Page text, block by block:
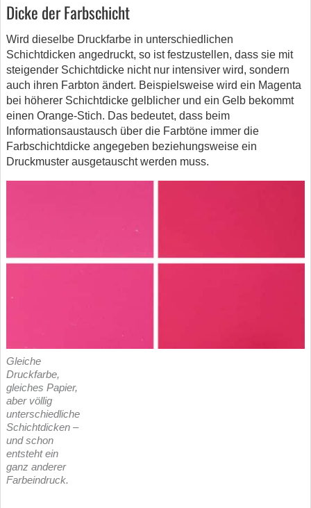
Dicke der Farbschicht
Wird dieselbe Druckfarbe in unterschiedlichen
Schichtdicken angedruckt, so ist festzustellen, dass sie mit
steigender Schichtdicke nicht nur intensiver wird, sondern
auch ihren Farbton ändert. Beispielsweise wird ein Magenta
bei höherer Schichtdicke gelblicher und ein Gelb bekommt
einen Orange-Stich. Das bedeutet, dass beim
Informationsaustausch über die Farbtöne immer die
Farbschichtdicke angegeben beziehungsweise ein
Druckmuster ausgetauscht werden muss.
Gleiche
Druckfarbe,
gleiches Papier,
aber völlig
unterschiedliche
Schichtdicken –
und schon
entsteht ein
ganz anderer
Farbeindruck.